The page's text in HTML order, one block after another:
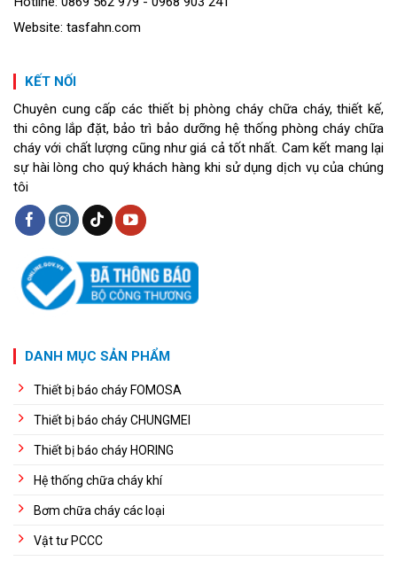
Website: tasfahn.com
KẾT NỐI
Chuyên cung cấp các thiết bị phòng cháy chữa cháy, thiết kế,
thi công lắp đặt, bảo trì bảo dưỡng hệ thống phòng cháy chữa
cháy với chất lượng cũng như giá cả tốt nhất. Cam kết mang lại
sự hài lòng cho quý khách hàng khi sử dụng dịch vụ của chúng
tôi
DANH MỤC SẢN PHẨM
Thiết bị báo cháy FOMOSA
Thiết bị báo cháy CHUNGMEI
Thiết bị báo cháy HORING
Hệ thống chữa cháy khí
Bơm chữa cháy các loại
Vật tư PCCC